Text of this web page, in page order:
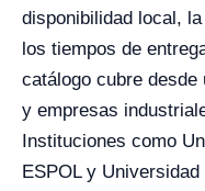
disponibilidad local,
los tiempos de
catálogo cubre
y empresas
Instituciones como
ESPOL y